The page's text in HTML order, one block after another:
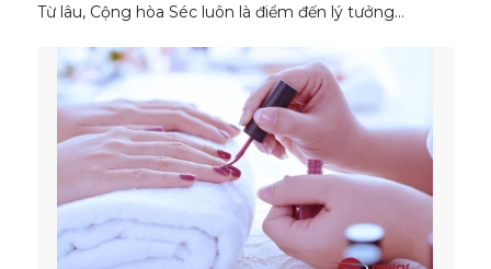
Từ lâu, Cộng hòa Séc luôn là điểm đến lý tưởng…